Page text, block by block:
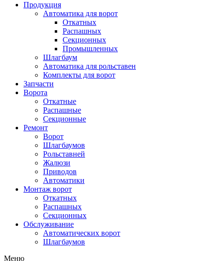
Продукция
Автоматика для ворот
Откатных
Распашных
Секционных
Промышленных
Шлагбаум
Автоматика для рольставен
Комплекты для ворот
Запчасти
Ворота
Откатные
Распашные
Секционные
Ремонт
Ворот
Шлагбаумов
Рольставней
Жалюзи
Приводов
Автоматики
Монтаж ворот
Откатных
Распашных
Секционных
Обслуживание
Автоматических ворот
Шлагбаумов
Меню